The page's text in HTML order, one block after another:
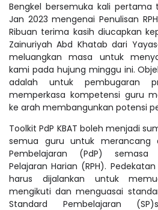
Bengkel bersemuka kali
Jan 2023 mengenai Penulisan
Ribuan terima kasih diucapkan
Zainuriyah Abd Khatab dari
meluangkan masa untuk
kami pada hujung minggu ini.
adalah untuk pembugaran
memperkasa kompetensi guru
ke arah membangunkan potensi
Toolkit PdP KBAT boleh menjadi
semua guru untuk merancang
Pembelajaran (PdP) semasa
Pelajaran Harian (RPH).
harus dijalankan untuk
mengikuti dan menguasai
Standard Pembelajaran